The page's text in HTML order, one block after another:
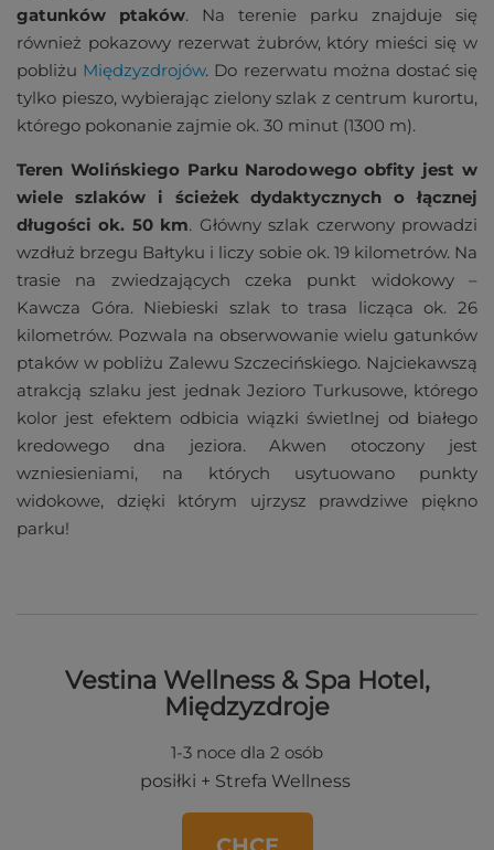
gatunków ptaków. Na terenie parku znajduje się
również pokazowy rezerwat żubrów, który mieści się w
pobliżu Międzyzdrojów. Do rezerwatu można dostać się
tylko pieszo, wybierając zielony szlak z centrum kurortu,
którego pokonanie zajmie ok. 30 minut (1300 m).
Teren Wolińskiego Parku Narodowego obfity jest w
wiele szlaków i ścieżek dydaktycznych o łącznej
długości ok. 50 km. Główny szlak czerwony prowadzi
wzdłuż brzegu Bałtyku i liczy sobie ok. 19 kilometrów. Na
trasie na zwiedzających czeka punkt widokowy –
Kawcza Góra. Niebieski szlak to trasa licząca ok. 26
kilometrów. Pozwala na obserwowanie wielu gatunków
ptaków w pobliżu Zalewu Szczecińskiego. Najciekawszą
atrakcją szlaku jest jednak Jezioro Turkusowe, którego
kolor jest efektem odbicia wiązki świetlnej od białego
kredowego dna jeziora. Akwen otoczony jest
wzniesieniami, na których usytuowano punkty
widokowe, dzięki którym ujrzysz prawdziwe piękno
parku!
Vestina Wellness & Spa Hotel,
Międzyzdroje
1-3 noce dla 2 osób
posiłki + Strefa Wellness